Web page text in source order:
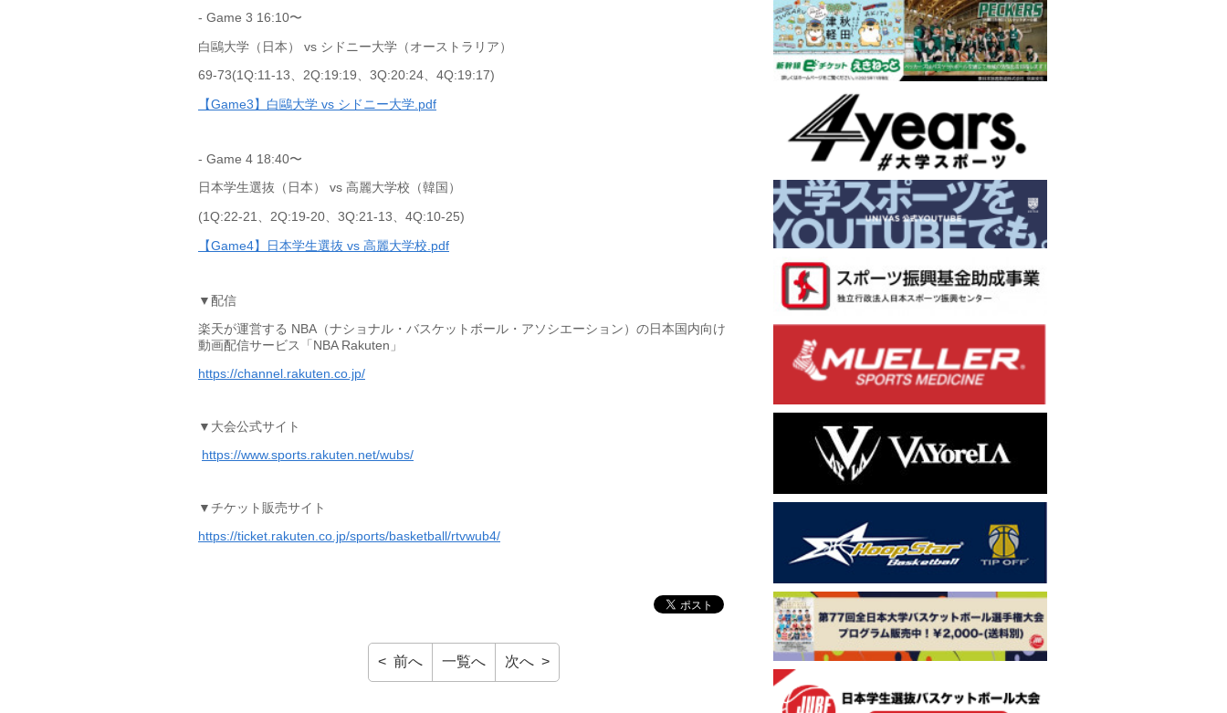
- Game 3 16:10〜
白鷗大学（日本） vs シドニー大学（オーストラリア）
69-73(1Q:11-13、2Q:19:19、3Q:20:24、4Q:19:17)
【Game3】白鷗大学 vs シドニー大学.pdf
- Game 4 18:40〜
日本学生選抜（日本） vs 高麗大学校（韓国）
(1Q:22-21、2Q:19-20、3Q:21-13、4Q:10-25)
【Game4】日本学生選抜 vs 高麗大学校.pdf
▼配信
楽天が運営する NBA（ナショナル・バスケットボール・アソシエーション）の日本国内向け
動画配信サービス「NBA Rakuten」
https://channel.rakuten.co.jp/
▼大会公式サイト
https://www.sports.rakuten.net/wubs/
▼チケット販売サイト
https://ticket.rakuten.co.jp/sports/basketball/rtvwub4/
< 前へ 一覧へ 次へ >